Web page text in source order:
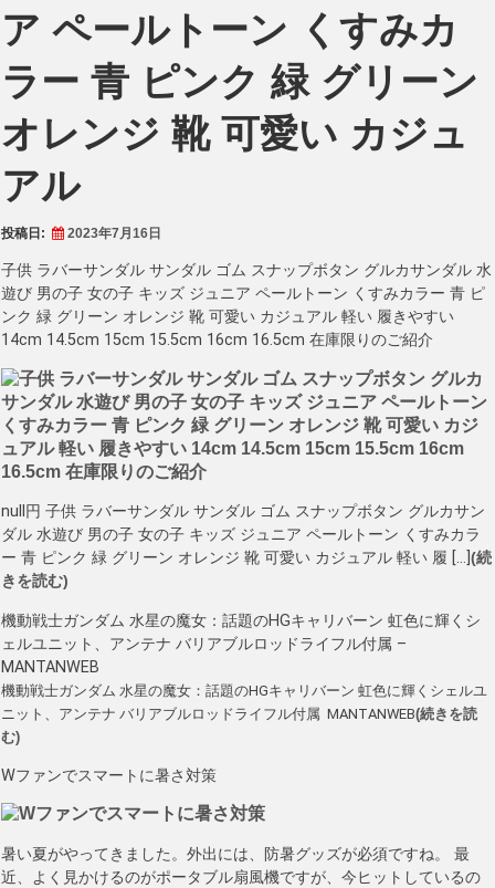
ア ペールトーン くすみカ
ラー 青 ピンク 緑 グリーン
オレンジ 靴 可愛い カジュ
アル
投稿日: 2023年7月16日
子供 ラバーサンダル サンダル ゴム スナップボタン グルカサンダル 水
遊び 男の子 女の子 キッズ ジュニア ペールトーン くすみカラー 青 ピ
ンク 緑 グリーン オレンジ 靴 可愛い カジュアル 軽い 履きやすい
14cm 14.5cm 15cm 15.5cm 16cm 16.5cm 在庫限りのご紹介
null円 子供 ラバーサンダル サンダル ゴム スナップボタン グルカサン
ダル 水遊び 男の子 女の子 キッズ ジュニア ペールトーン くすみカラ
ー 青 ピンク 緑 グリーン オレンジ 靴 可愛い カジュアル 軽い 履 […] (続
きを読む)
機動戦士ガンダム 水星の魔女：話題のHGキャリバーン 虹色に輝くシ
ェルユニット、アンテナ バリアブルロッドライフル付属 –
MANTANWEB
機動戦士ガンダム 水星の魔女：話題のHGキャリバーン 虹色に輝くシェルユ
ニット、アンテナ バリアブルロッドライフル付属 MANTANWEB(続きを読
む)
Wファンでスマートに暑さ対策
暑い夏がやってきました。外出には、防暑グッズが必須ですね。 最
近、よく見かけるのがポータブル扇風機ですが、今ヒットしているの